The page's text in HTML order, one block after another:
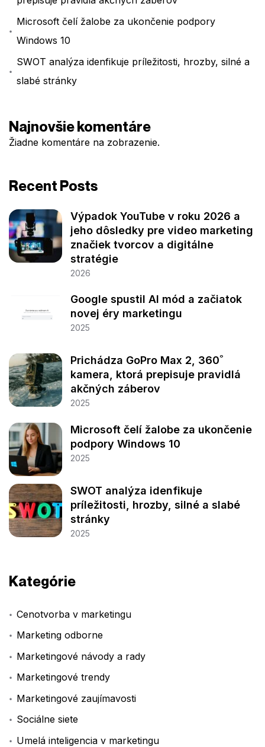
Microsoft čelí žalobe za ukončenie podpory
Windows 10
SWOT analýza idenfikuje príležitosti, hrozby, silné a
slabé stránky
Najnovšie komentáre
Žiadne komentáre na zobrazenie.
Recent Posts
Výpadok YouTube v roku 2026 a
jeho dôsledky pre video marketing
značiek tvorcov a digitálne
stratégie
2026
Google spustil AI mód a začiatok
novej éry marketingu
2025
Prichádza GoPro Max 2, 360˚
kamera, ktorá prepisuje pravidlá
akčných záberov
2025
Microsoft čelí žalobe za ukončenie
podpory Windows 10
2025
SWOT analýza idenfikuje
príležitosti, hrozby, silné a slabé
stránky
2025
Kategórie
Cenotvorba v marketingu
Marketing odborne
Marketingové návody a rady
Marketingové trendy
Marketingové zaujímavosti
Sociálne siete
Umelá inteligencia v marketingu